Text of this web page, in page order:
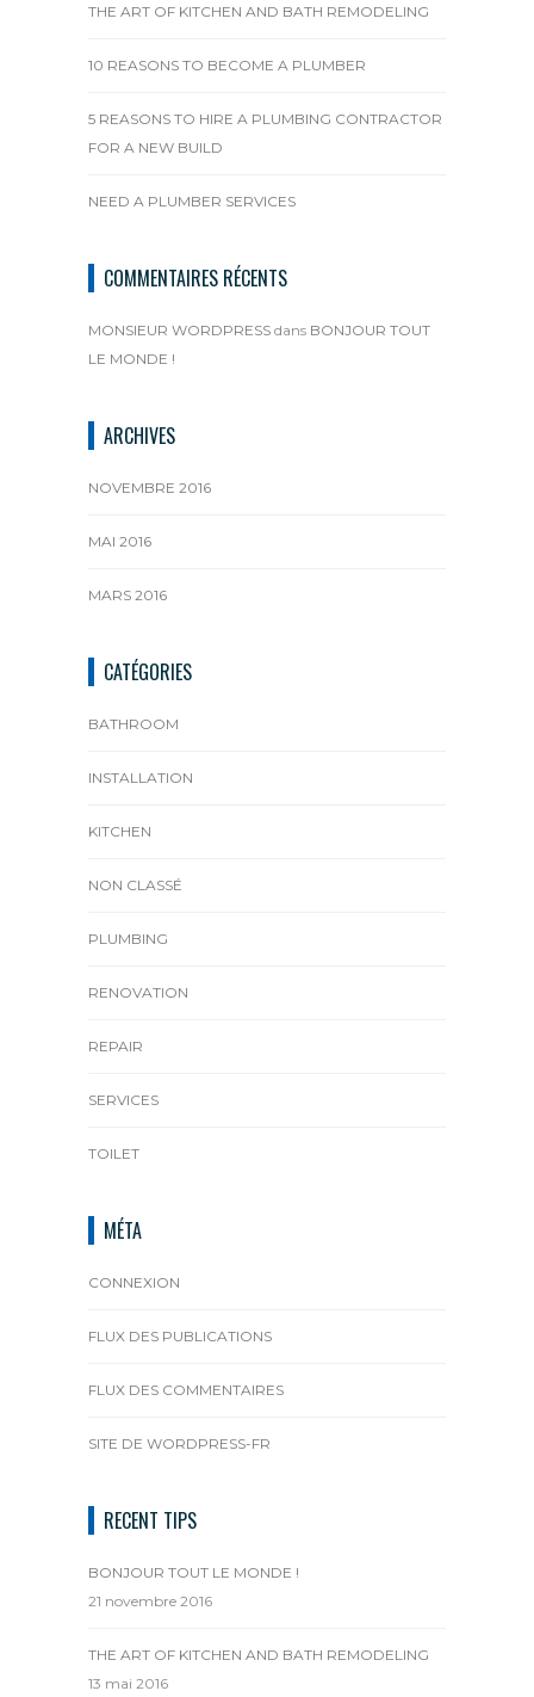
THE ART OF KITCHEN AND BATH REMODELING
10 REASONS TO BECOME A PLUMBER
5 REASONS TO HIRE A PLUMBING CONTRACTOR
FOR A NEW BUILD
NEED A PLUMBER SERVICES
COMMENTAIRES RÉCENTS
MONSIEUR WORDPRESS dans BONJOUR TOUT
LE MONDE !
ARCHIVES
NOVEMBRE 2016
MAI 2016
MARS 2016
CATÉGORIES
BATHROOM
INSTALLATION
KITCHEN
NON CLASSÉ
PLUMBING
RENOVATION
REPAIR
SERVICES
TOILET
MÉTA
CONNEXION
FLUX DES PUBLICATIONS
FLUX DES COMMENTAIRES
SITE DE WORDPRESS-FR
RECENT TIPS
BONJOUR TOUT LE MONDE !
21 novembre 2016
THE ART OF KITCHEN AND BATH REMODELING
13 mai 2016